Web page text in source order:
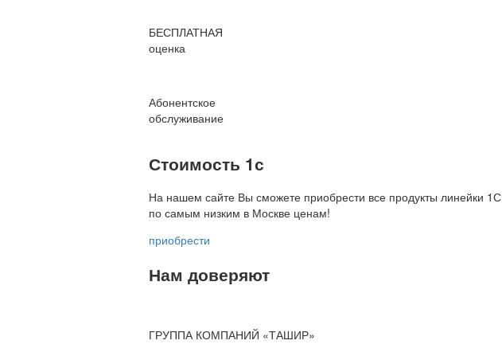
БЕСПЛАТНАЯ
оценка
Абонентское
обслуживание
Стоимость 1с
На нашем сайте Вы сможете приобрести все продукты линейки 1С
по самым низким в Москве ценам!
приобрести
Нам доверяют
ГРУППА КОМПАНИЙ «ТАШИР»